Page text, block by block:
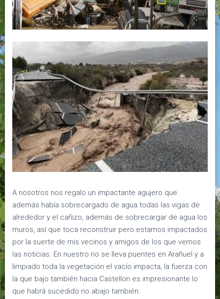
A nosotros nos regalo un impactante agujero que.
además había sobrecargado de agua todas las vigas de
alrededor y el cañizo, además de sobrecargar de agua los
muros, así que toca reconstruir pero estamos impactados
por la suerte de mis vecinos y amigos de los que vemos
las noticias. En nuestro rio se lleva puentes en Arañuel y a
limpiado toda la vegetación el vacío impacta, la fuerza con
la que bajo también hacia Castellon es impresionante lo
que habrá sucedido rio abajo también.